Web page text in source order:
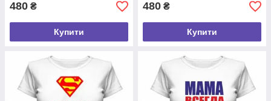
480 ₴
Купити
480 ₴
Купити